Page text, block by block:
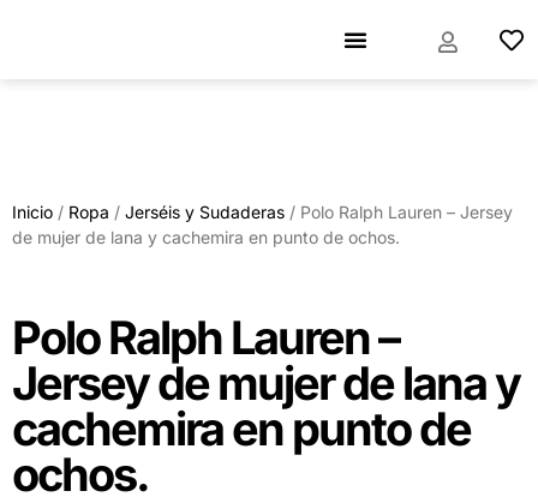
Inicio / Ropa / Jerséis y Sudaderas / Polo Ralph Lauren – Jersey
de mujer de lana y cachemira en punto de ochos.
Polo Ralph Lauren –
Jersey de mujer de lana y
cachemira en punto de
ochos.